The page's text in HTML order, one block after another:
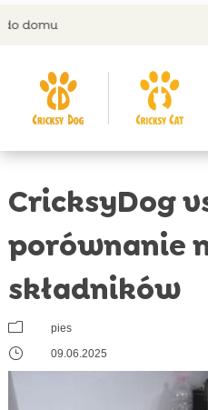
🤝 Możesz
CricksyDog
porównanie
składników
m pies
} 09.06.2025